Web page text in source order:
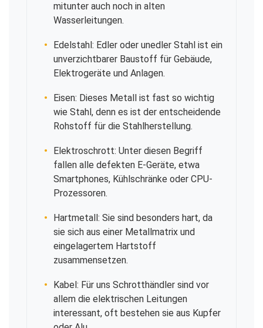
mitunter auch noch in alten
Wasserleitungen.
Edelstahl: Edler oder unedler Stahl ist ein
unverzichtbarer Baustoff für Gebäude,
Elektrogeräte und Anlagen.
Eisen: Dieses Metall ist fast so wichtig
wie Stahl, denn es ist der entscheidende
Rohstoff für die Stahlherstellung.
Elektroschrott: Unter diesen Begriff
fallen alle defekten E-Geräte, etwa
Smartphones, Kühlschränke oder CPU-
Prozessoren.
Hartmetall: Sie sind besonders hart, da
sie sich aus einer Metallmatrix und
eingelagertem Hartstoff
zusammensetzen.
Kabel: Für uns Schrotthändler sind vor
allem die elektrischen Leitungen
interessant, oft bestehen sie aus Kupfer